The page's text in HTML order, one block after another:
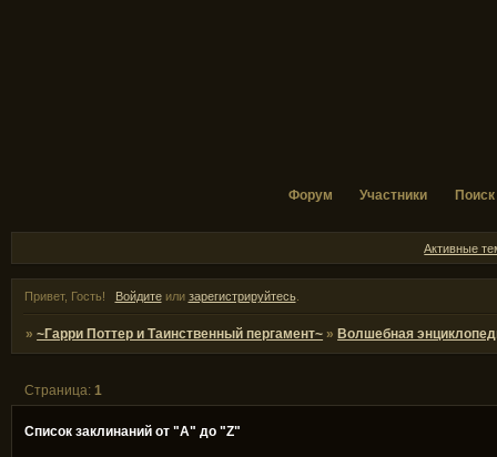
Форум Участники Поиск
Активные
Привет, Гость! Войдитеили зарегистрируйтесь.
»~Гарри Поттер и Таинственный пергамент~ » Волшебная
Список заклинаний от "А" до "Z"
Страница:1